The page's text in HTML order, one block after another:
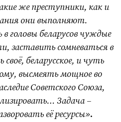
же преступники, как и
они выполняют.
головы беларусов чуждые
заставить сомневаться в
своё, беларусское, и чуть
высмеять мощное во
Советского Союза,
Задача –
её ресурсы».